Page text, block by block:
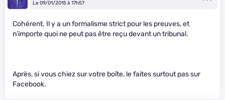
Le 09/01/2015 à 17h57
Cohérent. Il y a un formalisme strict pour les preuves, et
n’importe quoi ne peut pas être reçu devant un tribunal.
Après, si vous chiez sur votre boîte, le faites surtout pas sur
Facebook.